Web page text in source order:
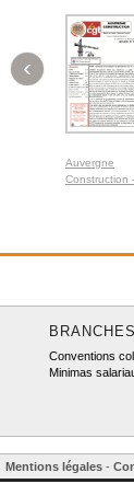
Auvergne
Construction
‹
Conventions
Minimas
Mentions légales -